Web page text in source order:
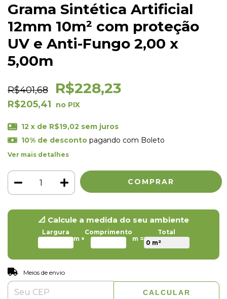
Grama Sintética Artificial
12mm 10m² com proteção
UV e Anti-Fungo 2,00 x
5,00m
R$401,68 R$228,23
R$205,41
12 x de R$19,02 sem juros
10% de descontopagando com Boleto
Ver mais detalhes
📐 Calcule a medida do seu ambiente
Largura
m ×
Comprimento
m =
Total
Entregas para o CEP:
Meios de envio
CALCULAR